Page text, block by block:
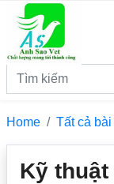
Home Tất cả bài
Kỹ